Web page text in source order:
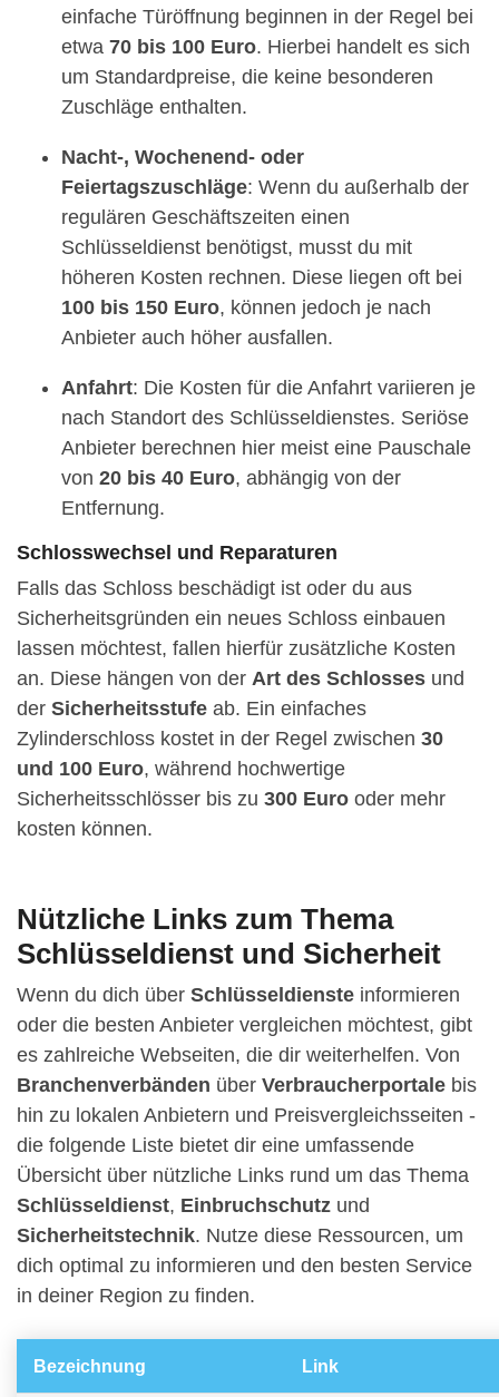
einfache Türöffnung beginnen in der Regel bei
etwa 70 bis 100 Euro. Hierbei handelt es sich
um Standardpreise, die keine besonderen
Zuschläge enthalten.
Nacht-, Wochenend- oder
Feiertagszuschläge: Wenn du außerhalb der
regulären Geschäftszeiten einen
Schlüsseldienst benötigst, musst du mit
höheren Kosten rechnen. Diese liegen oft bei
100 bis 150 Euro, können jedoch je nach
Anbieter auch höher ausfallen.
Anfahrt: Die Kosten für die Anfahrt variieren je
nach Standort des Schlüsseldienstes. Seriöse
Anbieter berechnen hier meist eine Pauschale
von 20 bis 40 Euro, abhängig von der
Entfernung.
Schlosswechsel und Reparaturen
Falls das Schloss beschädigt ist oder du aus
Sicherheitsgründen ein neues Schloss einbauen
lassen möchtest, fallen hierfür zusätzliche Kosten
an. Diese hängen von der Art des Schlosses und
der Sicherheitsstufe ab. Ein einfaches
Zylinderschloss kostet in der Regel zwischen 30
und 100 Euro, während hochwertige
Sicherheitsschlösser bis zu 300 Euro oder mehr
kosten können.
Nützliche Links zum Thema
Schlüsseldienst und Sicherheit
Wenn du dich über Schlüsseldienste informieren
oder die besten Anbieter vergleichen möchtest, gibt
es zahlreiche Webseiten, die dir weiterhelfen. Von
Branchenverbänden über Verbraucherportale bis
hin zu lokalen Anbietern und Preisvergleichsseiten -
die folgende Liste bietet dir eine umfassende
Übersicht über nützliche Links rund um das Thema
Schlüsseldienst, Einbruchschutz und
Sicherheitstechnik. Nutze diese Ressourcen, um
dich optimal zu informieren und den besten Service
in deiner Region zu finden.
Bezeichnung Link